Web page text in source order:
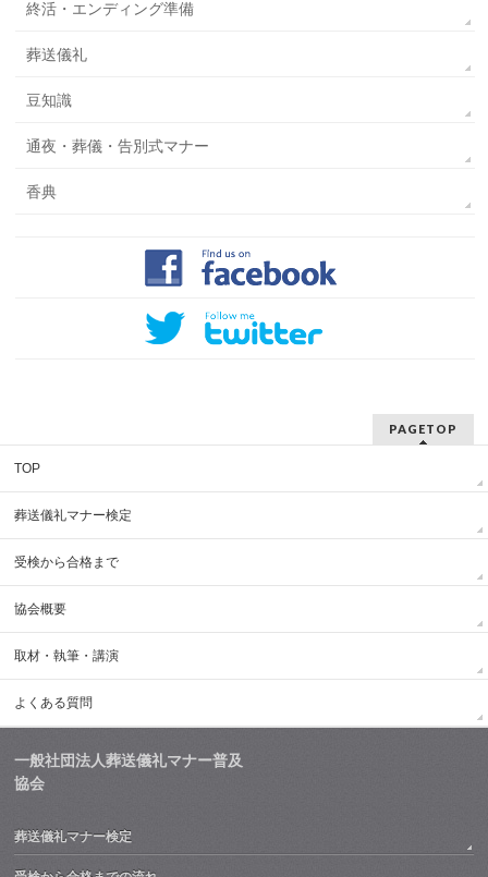
終活・エンディング準備
葬送儀礼
豆知識
通夜・葬儀・告別式マナー
香典
PAGETOP
TOP
葬送儀礼マナー検定
受検から合格まで
協会概要
取材・執筆・講演
よくある質問
一般社団法人葬送儀礼マナー普及
協会
葬送儀礼マナー検定